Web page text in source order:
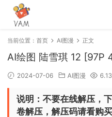
当前位置： 首页 AI图漫 正文
‎‎‎‎AI绘图 陆雪琪 12 [97P
2024-07-06 AI图漫
说明：不要在线解压，
卷解压，解压码请看购